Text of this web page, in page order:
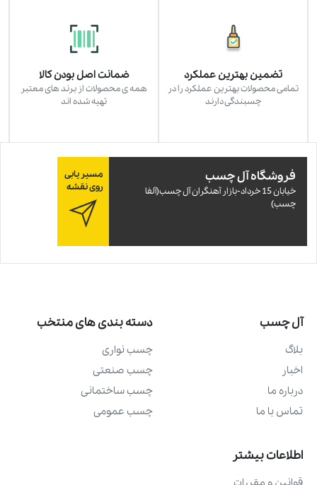
تضمین بهترین عملکرد
تمامی محصولات بهترین عملکرد را در
چسبندگی دارند
ضمانت اصل بودن کالا
همه ی محصولات از برند های معتبر
تهیه شده اند
فروشگاه آل چسب
خيابان 15 خرداد-بازار آهنگران آل چسب(آلفا
چسب)
مسیر یابی
روی نقشه
آل چسب
بلاگ
اخبار
درباره ما
تماس با ما
دسته بندی های منتخب
چسب نواری
چسب صنعتی
چسب ساختمانی
چسب عمومی
اطلاعات بیشتر